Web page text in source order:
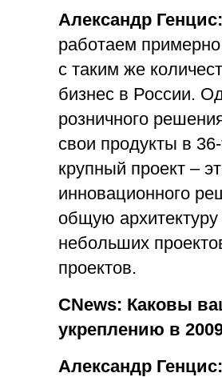
Александр Генцис:
работаем
с таким же
бизнес в России.
розничного
свои продукты в
крупный проект –
инновационного
общую
небольших
проектов.
CNews: Каковы
укреплению в
Александр Генцис: